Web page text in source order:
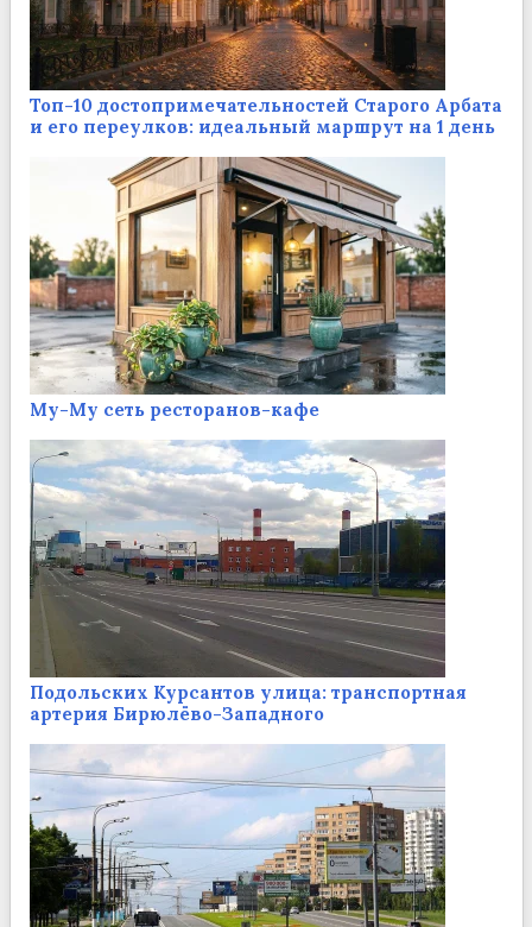
Топ-10 достопримечательностей Старого Арбата
и его переулков: идеальный маршрут на 1 день
Му-Му сеть ресторанов-кафе
Подольских Курсантов улица: транспортная
артерия Бирюлёво-Западного